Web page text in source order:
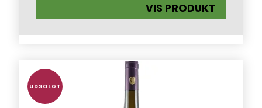
VIS PRODUKT
UDSOLGT